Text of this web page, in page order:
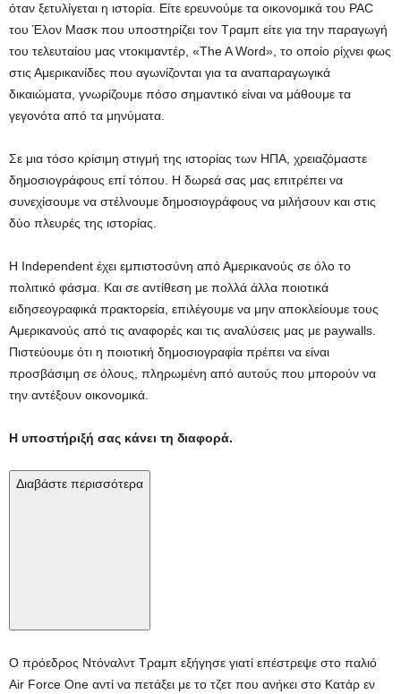
όταν ξετυλίγεται η ιστορία. Είτε ερευνούμε τα οικονομικά του PAC
του Έλον Μασκ που υποστηρίζει τον Τραμπ είτε για την παραγωγή
του τελευταίου μας ντοκιμαντέρ, «The A Word», το οποίο ρίχνει φως
στις Αμερικανίδες που αγωνίζονται για τα αναπαραγωγικά
δικαιώματα, γνωρίζουμε πόσο σημαντικό είναι να μάθουμε τα
γεγονότα από τα μηνύματα.
Σε μια τόσο κρίσιμη στιγμή της ιστορίας των ΗΠΑ, χρειαζόμαστε
δημοσιογράφους επί τόπου. Η δωρεά σας μας επιτρέπει να
συνεχίσουμε να στέλνουμε δημοσιογράφους να μιλήσουν και στις
δύο πλευρές της ιστορίας.
Η Independent έχει εμπιστοσύνη από Αμερικανούς σε όλο το
πολιτικό φάσμα. Και σε αντίθεση με πολλά άλλα ποιοτικά
ειδησεογραφικά πρακτορεία, επιλέγουμε να μην αποκλείουμε τους
Αμερικανούς από τις αναφορές και τις αναλύσεις μας με paywalls.
Πιστεύουμε ότι η ποιοτική δημοσιογραφία πρέπει να είναι
προσβάσιμη σε όλους, πληρωμένη από αυτούς που μπορούν να
την αντέξουν οικονομικά.
Η υποστήριξή σας κάνει τη διαφορά.
Διαβάστε περισσότερα
Ο πρόεδρος Ντόναλντ Τραμπ εξήγησε γιατί επέστρεψε στο παλιό
Air Force One αντί να πετάξει με το τζετ που ανήκει στο Κατάρ εν